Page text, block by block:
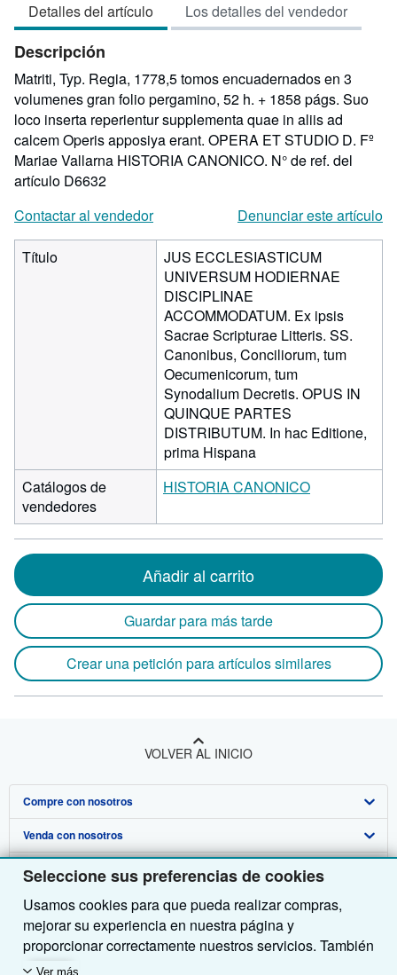
Seleccione sus preferencias de cookies
Usamos cookies para que pueda realizar compras,
mejorar su experiencia en nuestra página y
proporcionar correctamente nuestros servicios. También
utilizamos cookies para comprender el modo en que los
Ver más
4
de
5
estrellas
Detalles del artículo Los detalles del vendedor
Descripción
Matriti, Typ. Regia, 1778,5 tomos encuadernados en 3
volumenes gran folio pergamino, 52 h. + 1858 págs. Suo
loco inserta reperientur supplementa quae in aliis ad
calcem Operis apposiya erant. OPERA ET STUDIO D. Fº
Mariae Vallarna HISTORIA CANONICO. N° de ref. del
artículo D6632
Contactar al vendedor
Denunciar este artículo
Título
JUS ECCLESIASTICUM
UNIVERSUM HODIERNAE
DISCIPLINAE
ACCOMMODATUM. Ex ipsis
Sacrae Scripturae Litteris. SS.
Canonibus, Conciliorum, tum
Oecumenicorum, tum
Synodalium Decretis. OPUS IN
QUINQUE PARTES
DISTRIBUTUM. In hac Editione,
prima Hispana
Catálogos de
vendedores
HISTORIA CANONICO
Añadir al carrito
Guardar para más tarde
Crear una petición para artículos similares
VOLVER AL INICIO
Compre con nosotros
Búsqueda avanzada
Colecciones
Mi cuenta
Mis pedidos
Ver carrito
Venda con nosotros
Comenzar a vender
Únase a nuestro programa de afiliados
Recomiende un vendedor
Sobre nosotros
Sobre IberLibro
Medios
Empleo
Obtener Ayuda
Preguntas frecuentes y guías
Atención al Cliente
Otras compañías de AbeBooks
AbeBooks.com
Siga a IberLibro